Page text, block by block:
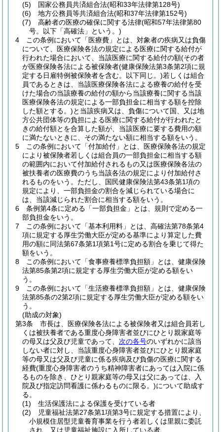
(5)
国家公務員共済組合法(昭和33年法律第128号)
(6)
地方公務員等共済組合法(昭和37年法律第152号)
(7)
高齢者の医療の確保に関する法律(昭和57年法律第80
号。以下「高確法」という。)
4
この条例において「医療費」とは、対象者の疾病又は負傷
について、医療保険各法の規定による医療に関する給付が
行われた場合において、当該医療に関する給付の額(その者
が医療保険各法による被保険者(健康保険法第3条第2項に規
定する日雇特例被保険者を含む。以下同じ。)若しくは組合
員であるときは、当該医療保険各法による療養の給付を受
けた場合の当該療養の給付の額から当該療養に関する当該
医療保険各法の規定による一部負担金に相当する額を控除
した額とする。)と当該疾病又は、負傷について国、又は地
方公共団体等の負担による医療に関する給付が行われたと
きの給付額とを合算した額が、当該医療に要する費用の額
に満たないときに、その満たない額に相当する額をいう。
5
この条例において「付加給付」とは、医療保険各法の規定
により被保険者若しくは組合員の一部負担金に相当する額
の範囲内において付加給付されるもの又は医療保険各法の
被扶養者の医療費のうち当該各法の規定により付加給付さ
れるものをいう。 ただし、国民健康保険法第43条第1項の
規定により、一部負担金の割合を減じられている場合に
は、当該減じられた割合に相当する額をいう。
6
条例第4条に定める「一部負担金」とは、規則で定める一
部負担金をいう。
7
この条例において「基本利用料」とは、高確法第78条第4
項に規定する厚生労働大臣が定める基準により算定した費
用の額に同法第67条第1項第1号に定める割合を乗じて得た
額をいう。
8
この条例において「食事療養標準負担額」とは、健康保険
法第85条第2項に規定する厚生労働大臣が定める額をい
う。
9
この条例において「生活療養標準負担額」とは、健康保険
法第85条の2第2項に規定する厚生労働大臣が定める額をい
う。
(助成の対象)
第3条
市長は、医療保険各法による被保険者又は組合員若し
くは被扶養者である重度心身障害者並びにひとり親家庭等
の母又は父及び児童であって、 次の各号のいずれかに該当
しない者に対し、当該重度心身障害者並びにひとり親家庭
等の母又は父及び児童に係る疾病及び負傷の医療に関する
経費(重度心身障害者のうち精神障害者にあっては入院に係
るものを除き、ひとり親家庭等の母又は父にあっては、入
院及び指定訪問看護に係わるものに限る。)について助成す
る。
(1)
生活保護法による保護を受けている者
(2)
児童福祉法第27条第1項第3号に規定する措置により、
小規模住居型児童養育事業を行う者若しくは里親に委託
され、又は児童福祉施設に入所している者